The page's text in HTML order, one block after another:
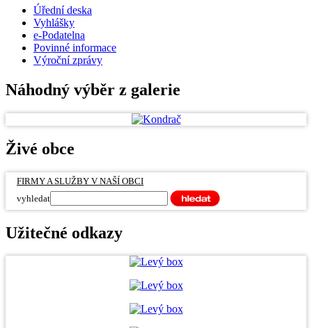
Úřední deska
Vyhlášky
e-Podatelna
Povinné informace
Výroční zprávy
Náhodný výběr z galerie
Živé obce
FIRMY A SLUŽBY V NAŠÍ OBCI
vyhledat
Užitečné odkazy